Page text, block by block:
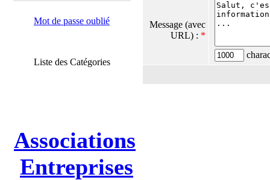
Mot de passe oublié
Liste des Catégories
Associations
Entreprises
Message (avec
URL) : *